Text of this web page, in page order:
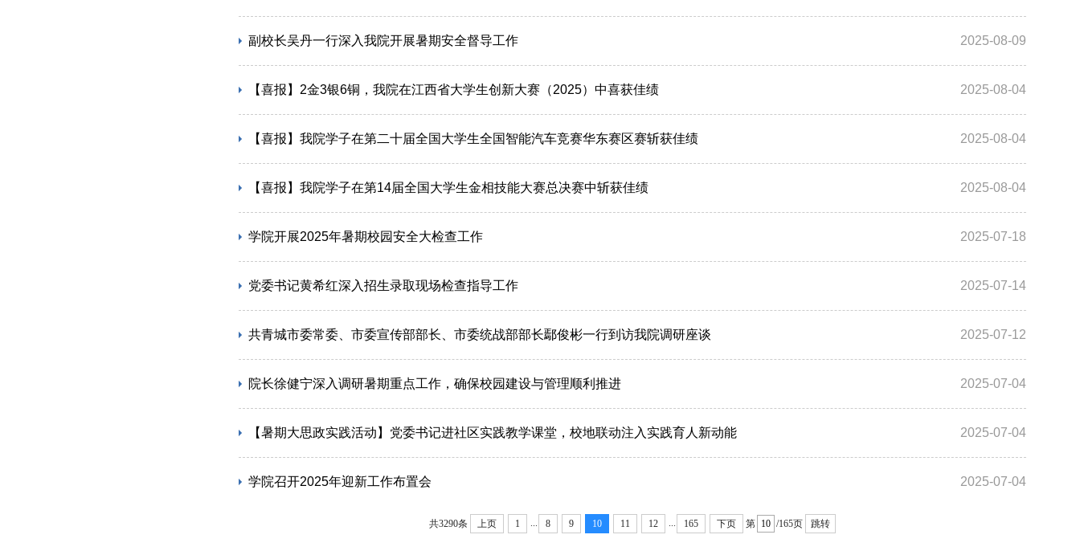
副校长吴丹一行深入我院开展暑期安全督导工作 2025-08-09
【喜报】2金3银6铜，我院在江西省大学生创新大赛（2025）中喜获佳绩 2025-08-04
【喜报】我院学子在第二十届全国大学生全国智能汽车竞赛华东赛区赛斩获佳绩 2025-08-04
【喜报】我院学子在第14届全国大学生金相技能大赛总决赛中斩获佳绩 2025-08-04
学院开展2025年暑期校园安全大检查工作 2025-07-18
党委书记黄希红深入招生录取现场检查指导工作 2025-07-14
共青城市委常委、市委宣传部部长、市委统战部部长鄢俊彬一行到访我院调研座谈 2025-07-12
院长徐健宁深入调研暑期重点工作，确保校园建设与管理顺利推进 2025-07-04
【暑期大思政实践活动】党委书记进社区实践教学课堂，校地联动注入实践育人新动能 2025-07-04
学院召开2025年迎新工作布置会 2025-07-04
共3290条 上页 1 ... 8 9 10 11 12 ... 165 下页 第 /165页 跳转